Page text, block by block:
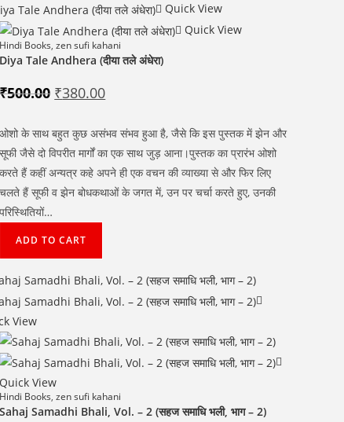
Quick View
Quick View
Hindi Books,zen sufi kahani
Diya Tale Andhera (दीया तले अंधेरा)
₹500.00 Original
price
₹380.00Current
price
ओशो के साथ बहुत कुछ असंभव संभव हुआ है, जैसे कि इस पुस्तक में झेन और
सूफी जैसे दो विपरीत मार्गों का एक साथ जुड़ आना।पुस्तक का प्रारंभ ओशो
करते हैं कहीं अन्यत्र कहे अपने ही एक वचन की व्याख्या से और फिर लिए
चलते हैं सूफी व झेन बोधकथाओं के जगत में, उन पर चर्चा करते हुए, उनकी
परिस्थितियों…
ADD TO CART
View
Quick View
Hindi Books,zen sufi kahani
Sahaj Samadhi Bhali, Vol. – 2 (सहज समाधि भली, भाग – 2)